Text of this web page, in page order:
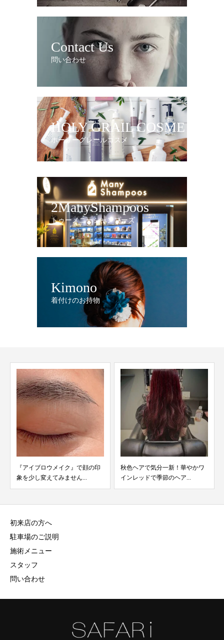
Contact Us
問い合わせ
HOLY GRAIL COSME
ホーリーグレールコスメ
2ManyShampoos
トゥーメニーシャンプーズ
Kimono
着付けのお持物
『アイブロウメイク』で顔の印
象を少し変えてみません...
秋色ヘアで気分一新！華やかワ
インレッドで季節のヘア...
初来店の方へ
駐車場のご説明
施術メニュー
スタッフ
問い合わせ